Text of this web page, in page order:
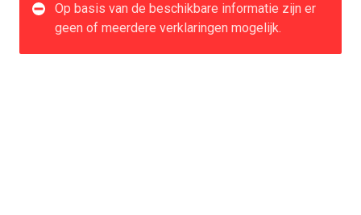
Op basis van de beschikbare informatie zijn er
geen of meerdere verklaringen mogelijk.